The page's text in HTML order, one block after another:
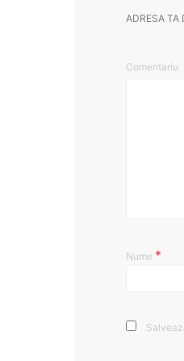
ADRESA TA
Comentariu
Nume *